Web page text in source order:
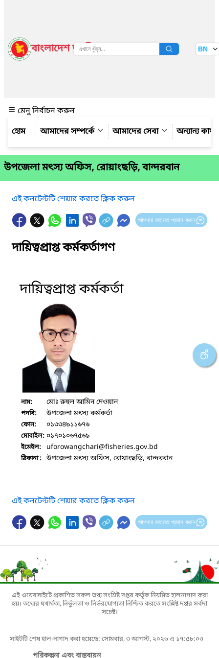
বাংলাদেশ জাতীয় তথ্য বাতায়ন BN
মেনু নির্বাচন করুন
আমাদের সম্পর্কে
আমাদের সেবা অন্যান্য
উপজেলা মৎস্য অফিস, রোয়াংছড়ি, বান্দরবান
এই কনটেন্টটি শেয়ার করতে ক্লিক করুন
আপনার মতামত প্রদান করুন
দায়িত্বপ্রাপ্ত কর্মকর্তাগণ
দায়িত্বপ্রাপ্ত কর্মকর্তা
নাম: মোঃ রুহুল আমিন দেওয়ান
পদবি: উপজেলা মৎস্য কর্মকর্তা
ফোন: ০১৩৩৪৯১১৬৭৬
মোবাইল: ০১৭০১০৬৭৫৬৯
ইমেইল: uforowangchari@fisheries.gov.bd
ঠিকানা : উপজেলা মৎস্য অফিস, রোয়াংছড়ি, বান্দরবান
এই কনটেন্টটি শেয়ার করতে ক্লিক করুন
আপনার মতামত প্রদান করুন
এই ওয়েবসাইটে প্রকাশিত সকল তথ্য সংশ্লিষ্ট দপ্তর কর্তৃক নিয়মিত হালনাগাদ করা
হয়। তথ্যের যথার্থতা, নির্ভুলতা ও নির্ভরযোগ্যতা নিশ্চিত করতে সংশ্লিষ্ট দপ্তর সর্বদা
সচেষ্ট।
সাইটটি শেষ হাল-নাগাদ করা হয়েছে: সোমবার, ৩ আগস্ট, ২০২৬ এ ১৭:৫৮:০৩
পরিকল্পনা এবং বাস্তবায়ন